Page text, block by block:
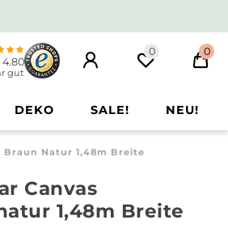
4.80
gut
0 0
DEKO SALE! NEU!
Natur 1,48m Breite
Canvas
1,48m Breite